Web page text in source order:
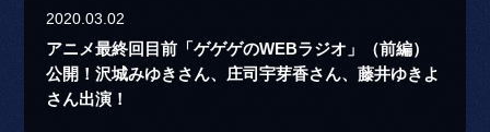
2020.03.02
アニメ最終回目前「ゲゲゲのWEBラジオ」（前編）
公開！沢城みゆきさん、庄司宇芽香さん、藤井ゆきよ
さん出演！